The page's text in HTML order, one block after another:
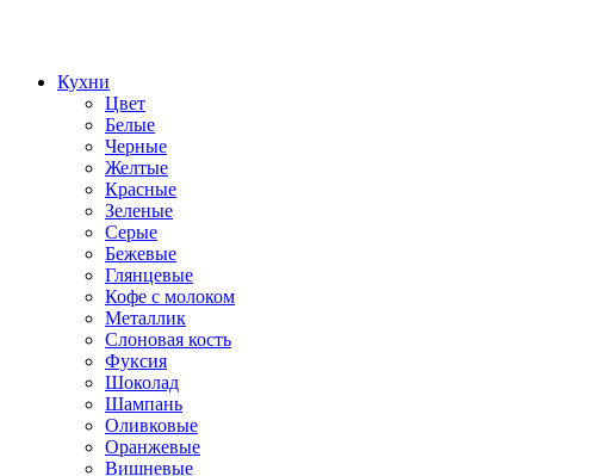
Кухни
Цвет
Белые
Черные
Желтые
Красные
Зеленые
Серые
Бежевые
Глянцевые
Кофе с молоком
Металлик
Слоновая кость
Фуксия
Шоколад
Шампань
Оливковые
Оранжевые
Вишневые